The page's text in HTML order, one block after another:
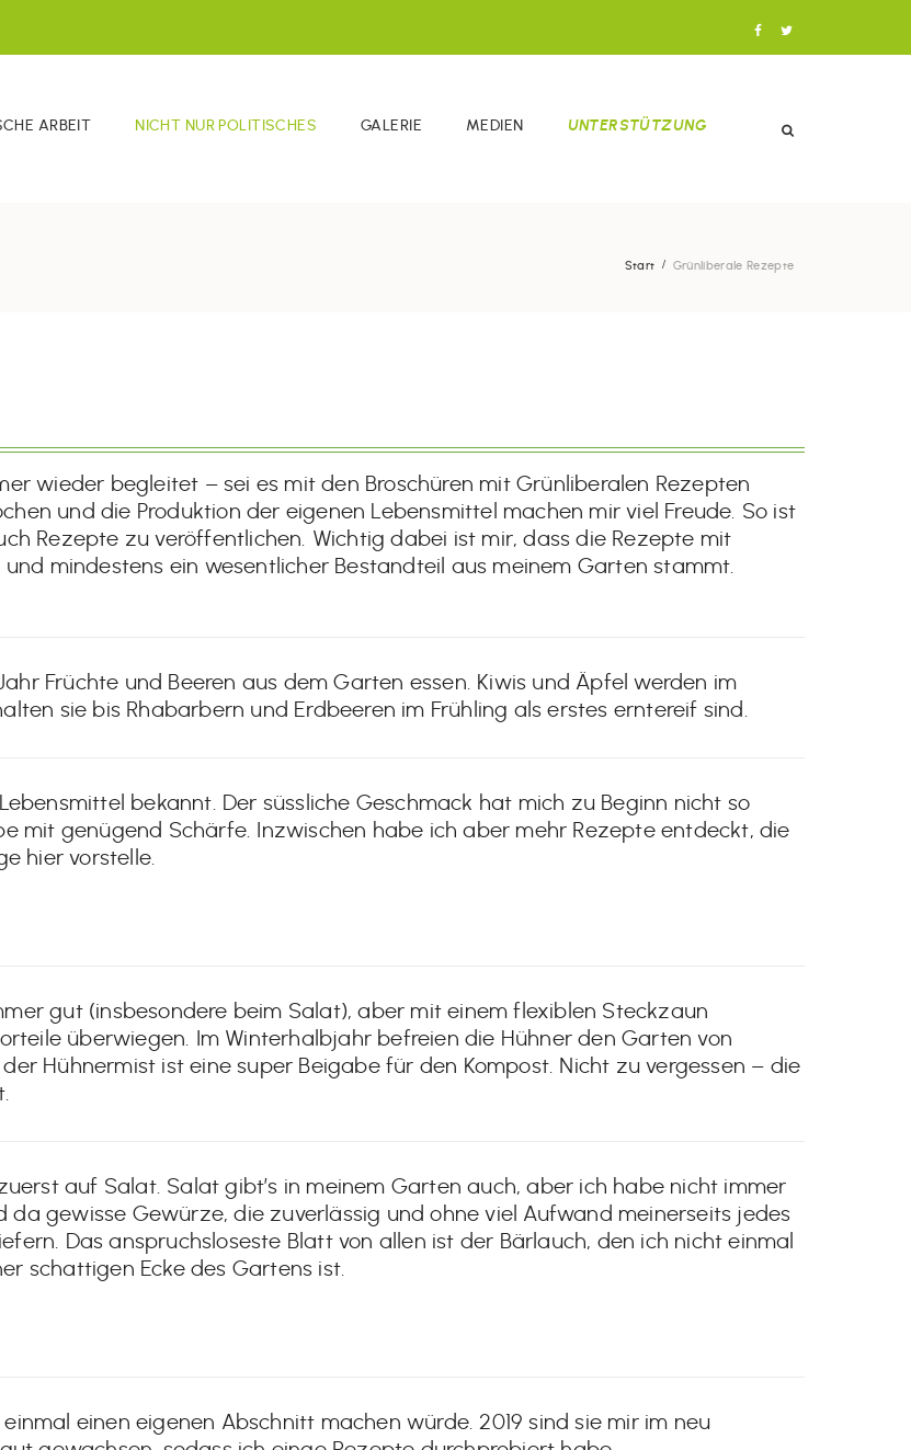
ARBEIT NICHT NUR POLITISCHES GALERIE MEDIEN UNTERSTÜTZUNG
Start Grünliberale Rezepte
wieder begleitet – sei es mit den Broschüren mit Grünliberalen Rezepten
und die Produktion der eigenen Lebensmittel machen mir viel Freude. So ist
Rezepte zu veröffentlichen. Wichtig dabei ist mir, dass die Rezepte mit
mindestens ein wesentlicher Bestandteil aus meinem Garten stammt.
Früchte und Beeren aus dem Garten essen. Kiwis und Äpfel werden im
sie bis Rhabarbern und Erdbeeren im Frühling als erstes erntereif sind.
bekannt. Der süssliche Geschmack hat mich zu Beginn nicht so
mit genügend Schärfe. Inzwischen habe ich aber mehr Rezepte entdeckt, die
hier vorstelle.
gut (insbesondere beim Salat), aber mit einem flexiblen Steckzaun
überwiegen. Im Winterhalbjahr befreien die Hühner den Garten von
Hühnermist ist eine super Beigabe für den Kompost. Nicht zu vergessen – die
auf Salat. Salat gibt’s in meinem Garten auch, aber ich habe nicht immer
gewisse Gewürze, die zuverlässig und ohne viel Aufwand meinerseits jedes
Das anspruchsloseste Blatt von allen ist der Bärlauch, den ich nicht einmal
schattigen Ecke des Gartens ist.
einen eigenen Abschnitt machen würde. 2019 sind sie mir im neu